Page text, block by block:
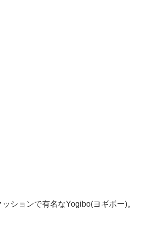
ションで有名なYogibo(ヨギボー)。